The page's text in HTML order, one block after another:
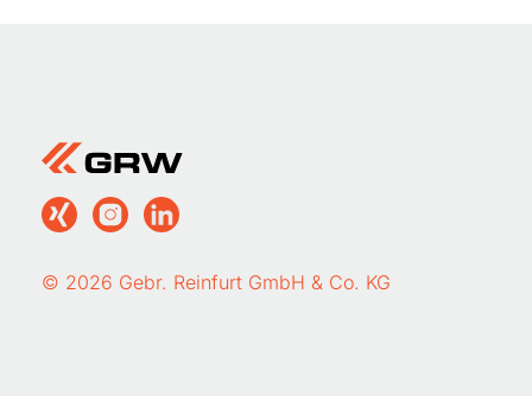
© 2026 Gebr. Reinfurt GmbH & Co. KG